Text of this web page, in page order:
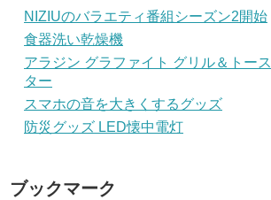
NIZIUのバラエティ番組シーズン2開始
食器洗い乾燥機
アラジン グラファイト グリル＆トース
ター
スマホの音を大きくするグッズ
防災グッズ LED懐中電灯
ブックマーク